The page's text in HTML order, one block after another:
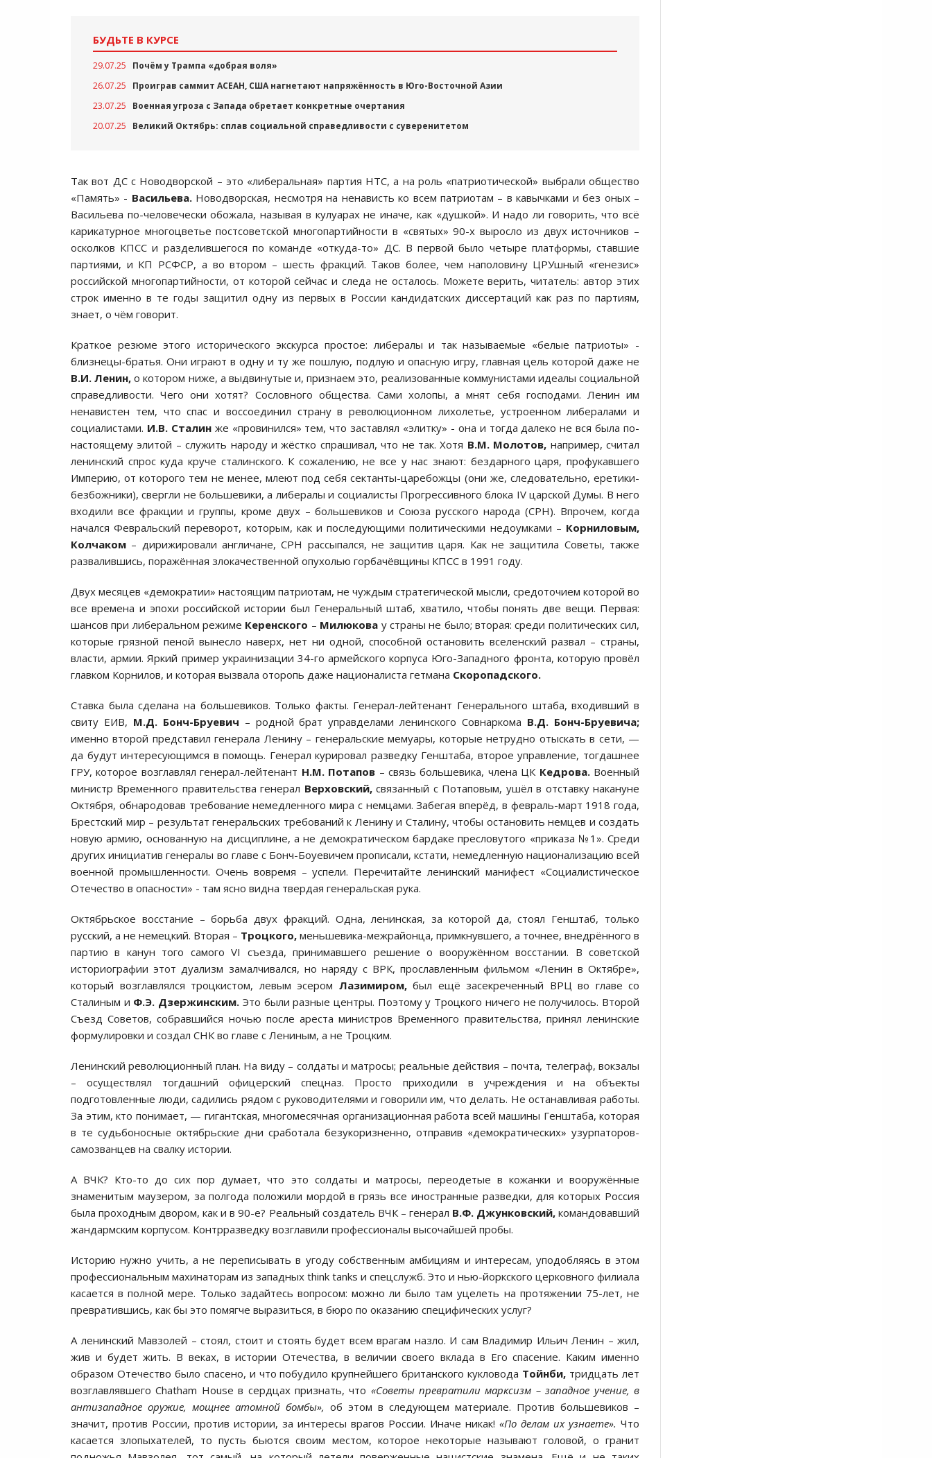
БУДЬТЕ В КУРСЕ
29.07.25
Почём у Трампа «добрая воля»
26.07.25
Проиграв саммит АСЕАН, США нагнетают напряжённость в Юго-Восточной Азии
23.07.25
Военная угроза с Запада обретает конкретные очертания
20.07.25
Великий Октябрь: сплав социальной справедливости с суверенитетом
Так вот ДС с Новодворской – это «либеральная» партия НТС, а на роль «патриотической» выбрали общество
«Память» - Васильева.Новодворская, несмотря на ненависть ко всем патриотам – в кавычками и без оных –
Васильева по-человечески обожала, называя в кулуарах не иначе, как «душкой». И надо ли говорить, что всё
карикатурное многоцветье постсоветской многопартийности в «святых» 90-х выросло из двух источников –
осколков КПСС и разделившегося по команде «откуда-то» ДС. В первой было четыре платформы, ставшие
партиями, и КП РСФСР, а во втором – шесть фракций. Таков более, чем наполовину ЦРУшный «генезис»
российской многопартийности, от которой сейчас и следа не осталось. Можете верить, читатель: автор этих
строк именно в те годы защитил одну из первых в России кандидатских диссертаций как раз по партиям,
знает, о чём говорит.
Краткое резюме этого исторического экскурса простое: либералы и так называемые «белые патриоты» -
близнецы-братья. Они играют в одну и ту же пошлую, подлую и опасную игру, главная цель которой даже не
В.И. Ленин, о котором ниже, а выдвинутые и, признаем это, реализованные коммунистами идеалы социальной
справедливости. Чего они хотят? Сословного общества. Сами холопы, а мнят себя господами. Ленин им
ненавистен тем, что спас и воссоединил страну в революционном лихолетье, устроенном либералами и
социалистами. И.В. Сталинже «провинился» тем, что заставлял «элитку» - она и тогда далеко не вся была по-
настоящему элитой – служить народу и жёстко спрашивал, что не так. Хотя В.М. Молотов, например, считал
ленинский спрос куда круче сталинского. К сожалению, не все у нас знают: бездарного царя, профукавшего
Империю, от которого тем не менее, млеют под себя сектанты-царебожцы (они же, следовательно, еретики-
безбожники), свергли не большевики, а либералы и социалисты Прогрессивного блока IV царской Думы. В него
входили все фракции и группы, кроме двух – большевиков и Союза русского народа (СРН). Впрочем, когда
начался Февральский переворот, которым, как и последующими политическими недоумками – Корниловым,
Колчаком – дирижировали англичане, СРН рассыпался, не защитив царя. Как не защитила Советы, также
развалившись, поражённая злокачественной опухолью горбачёвщины КПСС в 1991 году.
Двух месяцев «демократии» настоящим патриотам, не чуждым стратегической мысли, средоточием которой во
все времена и эпохи российской истории был Генеральный штаб, хватило, чтобы понять две вещи. Первая:
шансов при либеральном режиме Керенского – Милюкова у страны не было; вторая: среди политических сил,
которые грязной пеной вынесло наверх, нет ни одной, способной остановить вселенский развал – страны,
власти, армии. Яркий пример украинизации 34-го армейского корпуса Юго-Западного фронта, которую провёл
главком Корнилов, и которая вызвала оторопь даже националиста гетмана Скоропадского.
Ставка была сделана на большевиков. Только факты. Генерал-лейтенант Генерального штаба, входивший в
свиту ЕИВ, М.Д. Бонч-Бруевич – родной брат управделами ленинского Совнаркома В.Д. Бонч-Бруевича;
именно второй представил генерала Ленину – генеральские мемуары, которые нетрудно отыскать в сети, —
да будут интересующимся в помощь. Генерал курировал разведку Генштаба, второе управление, тогдашнее
ГРУ, которое возглавлял генерал-лейтенант Н.М. Потапов – связь большевика, члена ЦК Кедрова.Военный
министр Временного правительства генерал Верховский,связанный с Потаповым, ушёл в отставку накануне
Октября, обнародовав требование немедленного мира с немцами. Забегая вперёд, в февраль-март 1918 года,
Брестский мир – результат генеральских требований к Ленину и Сталину, чтобы остановить немцев и создать
новую армию, основанную на дисциплине, а не демократическом бардаке пресловутого «приказа №1». Среди
других инициатив генералы во главе с Бонч-Боуевичем прописали, кстати, немедленную национализацию всей
военной промышленности. Очень вовремя – успели. Перечитайте ленинский манифест «Социалистическое
Отечество в опасности» - там ясно видна твердая генеральская рука.
Октябрьское восстание – борьба двух фракций. Одна, ленинская, за которой да, стоял Генштаб, только
русский, а не немецкий. Вторая – Троцкого, меньшевика-межрайонца, примкнувшего, а точнее, внедрённого в
партию в канун того самого VI съезда, принимавшего решение о вооружённом восстании. В советской
историографии этот дуализм замалчивался, но наряду с ВРК, прославленным фильмом «Ленин в Октябре»,
который возглавлялся троцкистом, левым эсером Лазимиром,был ещё засекреченный ВРЦ во главе со
Сталиным и Ф.Э. Дзержинским. Это были разные центры. Поэтому у Троцкого ничего не получилось. Второй
Съезд Советов, собравшийся ночью после ареста министров Временного правительства, принял ленинские
формулировки и создал СНК во главе с Лениным, а не Троцким.
Ленинский революционный план. На виду – солдаты и матросы; реальные действия – почта, телеграф, вокзалы
– осуществлял тогдашний офицерский спецназ. Просто приходили в учреждения и на объекты
подготовленные люди, садились рядом с руководителями и говорили им, что делать. Не останавливая работы.
За этим, кто понимает, — гигантская, многомесячная организационная работа всей машины Генштаба, которая
в те судьбоносные октябрьские дни сработала безукоризненно, отправив «демократических» узурпаторов-
самозванцев на свалку истории.
А ВЧК? Кто-то до сих пор думает, что это солдаты и матросы, переодетые в кожанки и вооружённые
знаменитым маузером, за полгода положили мордой в грязь все иностранные разведки, для которых Россия
была проходным двором, как и в 90-е? Реальный создатель ВЧК – генерал В.Ф. Джунковский,командовавший
жандармским корпусом. Контрразведку возглавили профессионалы высочайшей пробы.
Историю нужно учить, а не переписывать в угоду собственным амбициям и интересам, уподобляясь в этом
профессиональным махинаторам из западных think tanks и спецслужб. Это и нью-йоркского церковного филиала
касается в полной мере. Только задайтесь вопросом: можно ли было там уцелеть на протяжении 75-лет, не
превратившись, как бы это помягче выразиться, в бюро по оказанию специфических услуг?
А ленинский Мавзолей – стоял, стоит и стоять будет всем врагам назло. И сам Владимир Ильич Ленин – жил,
жив и будет жить. В веках, в истории Отечества, в величии своего вклада в Его спасение. Каким именно
образом Отечество было спасено, и что побудило крупнейшего британского кукловода Тойнби, тридцать лет
возглавлявшего Chatham House в сердцах признать, что «Советы превратили марксизм – западное учение, в
антизападное оружие, мощнее атомной бомбы», об этом в следующем материале. Против большевиков –
значит, против России, против истории, за интересы врагов России. Иначе никак! «По делам их узнаете». Что
касается злопыхателей, то пусть бьются своим местом, которое некоторые называют головой, о гранит